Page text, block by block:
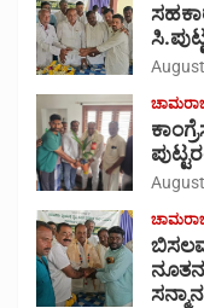
ಸನ್ಮಾನ